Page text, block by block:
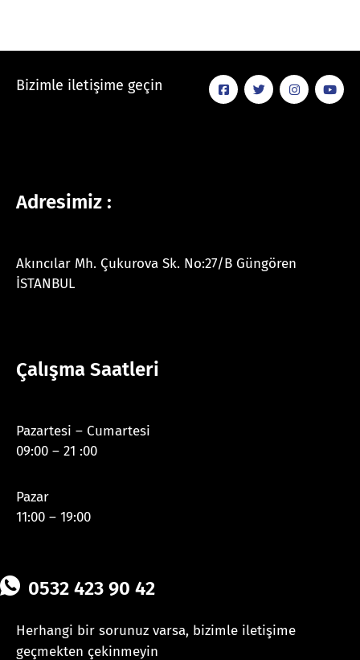
Bizimle iletişime geçin
Adresimiz :
Akıncılar Mh. Çukurova Sk. No:27/B Güngören
İSTANBUL
Çalışma Saatleri
Pazartesi – Cumartesi
09:00 – 21 :00
Pazar
11:00 – 19:00
0532 423 90 42
Herhangi bir sorunuz varsa, bizimle iletişime
geçmekten çekinmeyin